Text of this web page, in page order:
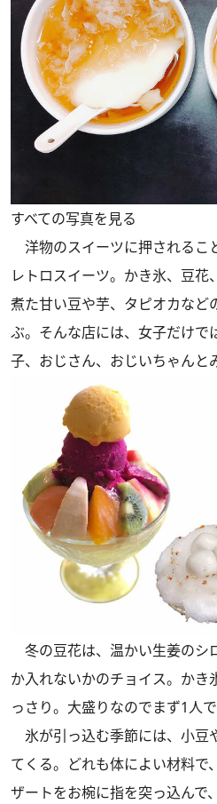
すべての写真を見る
洋物のスイーツに押されるこ
レトロスイーツ。かき氷、豆花
煮た甘い豆や芋、タピオカなど
ぶ。そんな店には、女子だけで
子、おじさん、おじいちゃんと
冬の豆花は、温かい生姜のシ
か入れないかのチョイス。かき
っさり。大盛りなのでまず1人
氷が引っ込む季節には、小豆
てくる。どれも体によい材料で
ザートをお椀に指を突っ込んで